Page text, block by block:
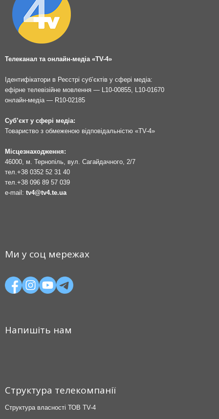
Телеканал та онлайн-медіа «TV-4»
Ідентифікатори в Реєстрі суб’єктів у сфері медіа:
ефірне телевізійне мовлення — L10-00855, L10-01670
онлайн-медіа — R10-02185
Суб’єкт у сфері медіа:
Товариство з обмеженою відповідальністю «TV-4»
Місцезнаходження:
46000, м. Тернопіль, вул. Сагайдачного, 2/7
тел. +38 0352 52 31 40
тел. +38 096 89 57 039
e-mail: tv4@tv4.te.ua
Ми у соц мережах
Напишіть нам
Структура телекомпанії
Структура власності ТОВ TV-4